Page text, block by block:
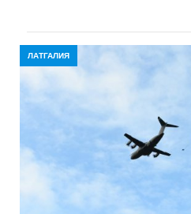
ЛАТГАЛИЯ